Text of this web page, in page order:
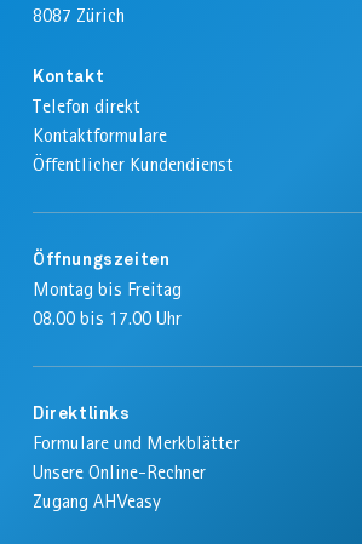
8087 Zürich
Kontakt
Telefon direkt
Kontaktformulare
Öffentlicher Kundendienst
Öffnungszeiten
Montag bis Freitag
08.00 bis 17.00 Uhr
Direktlinks
Formulare und Merkblätter
Unsere Online-Rechner
Zugang AHVeasy